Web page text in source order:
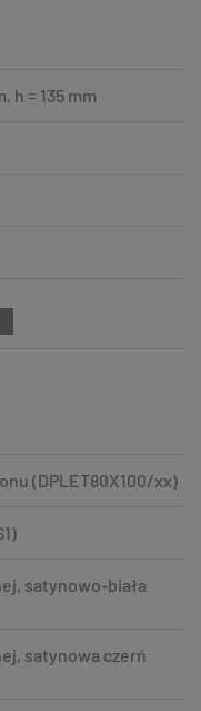
h = 135 mm
(DPLET80X100/xx)
satynowo-biała
satynowa czerń